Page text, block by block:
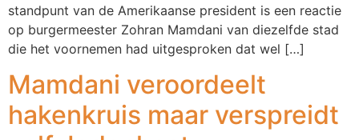
standpunt van de Amerikaanse president is een reactie
op burgermeester Zohran Mamdani van diezelfde stad
die het voornemen had uitgesproken dat wel […]
Mamdani veroordeelt
hakenkruis maar verspreidt